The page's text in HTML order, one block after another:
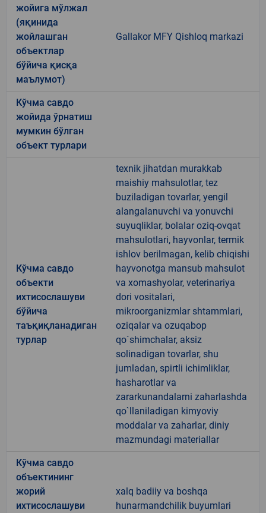
жойига мўлжал
(яқинида
жойлашган
объектлар
бўйича қисқа
маълумот)
Gallakor MFY Qishloq markazi
Кўчма савдо
жойида ўрнатиш
мумкин бўлган
объект турлари
Кўчма савдо
объекти
ихтисослашуви
бўйича
таъқиқланадиган
турлар
texnik jihatdan murakkab
maishiy mahsulotlar, tez
buziladigan tovarlar, yengil
alangalanuvchi va yonuvchi
suyuqliklar, bolalar oziq-ovqat
mahsulotlari, hayvonlar, termik
ishlov berilmagan, kelib chiqishi
hayvonotga mansub mahsulot
va xomashyolar, veterinariya
dori vositalari,
mikroorganizmlar shtammlari,
oziqalar va ozuqabop
qo`shimchalar, aksiz
solinadigan tovarlar, shu
jumladan, spirtli ichimliklar,
hasharotlar va
zararkunandalarni zaharlashda
qo`llaniladigan kimyoviy
moddalar va zaharlar, diniy
mazmundagi materiallar
Кўчма савдо
объектининг
жорий
ихтисослашуви
xalq badiiy va boshqa
hunarmandchilik buyumlari